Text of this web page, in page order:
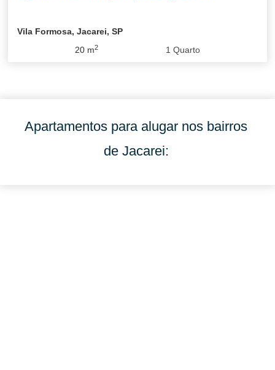
Vila Formosa, Jacarei, SP
20 m2 1 Quarto
Apartamentos para alugar nos bairros
de Jacarei: